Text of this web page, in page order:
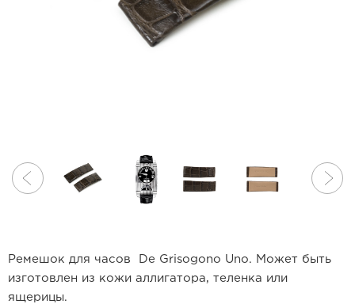
Ремешок для часов De Grisogono Uno. Может быть
изготовлен из кожи аллигатора, теленка или
ящерицы.